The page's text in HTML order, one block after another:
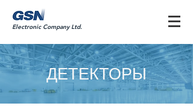
Electronic Company Ltd.
ДЕТЕКТОРЫ